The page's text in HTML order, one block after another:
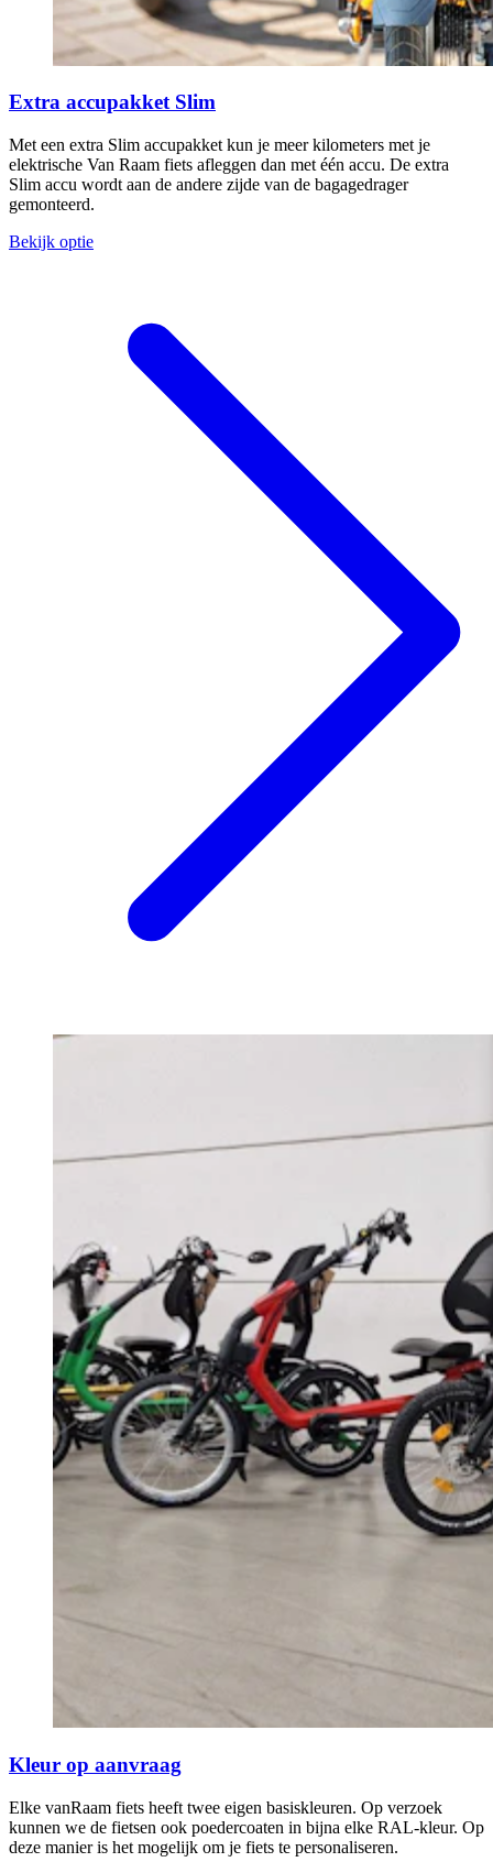
Extra accupakket Slim
Met een extra Slim accupakket kun je meer kilometers met je
elektrische Van Raam fiets afleggen dan met één accu. De extra
Slim accu wordt aan de andere zijde van de bagagedrager
gemonteerd.
Bekijk optie
Kleur op aanvraag
Elke vanRaam fiets heeft twee eigen basiskleuren. Op verzoek
kunnen we de fietsen ook poedercoaten in bijna elke RAL-kleur. Op
deze manier is het mogelijk om je fiets te personaliseren.